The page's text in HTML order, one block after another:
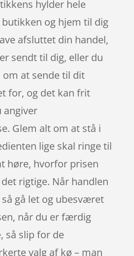
hylder hele
og hjem til dig
afsluttet din handel,
sendt til dig, eller du
om at sende til dit
for, og det kan frit
angiver
Glem alt om at stå i
lige skal ringe til
høre, hvorfor prisen
rigtige. Når handlen
gå let og ubesværet
når du er færdig
så slip for de
valg af kø – man